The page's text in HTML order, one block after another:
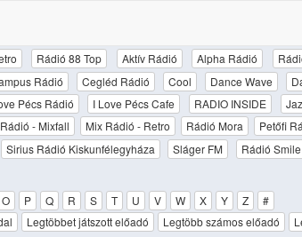
Rádió 88 Top Aktív Rádió Alpha Rádió
Rádió Cegléd Rádió Cool Dance Wave
Pécs Rádió I Love Pécs Cafe RADIO INSIDE
- Mixfall Mix Rádió - Retro Rádió Mora Petőfi
Sirius Rádió Kiskunfélegyháza Sláger FM Rádió Smile
O P Q R S T U V W X Y Z
#
Legtöbbet játszott előadó Legtöbb számos előadó